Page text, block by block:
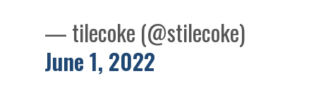
— tilecoke (@stilecoke)
June 1, 2022